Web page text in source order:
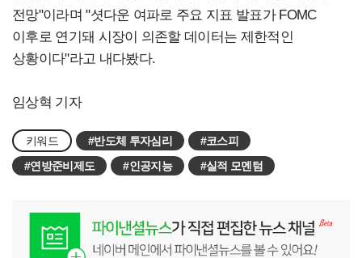
전망"이라며 "셧다운 여파로 주요 지표 발표가 FOMC
이후로 연기돼 시장이 의존할 데이터는 제한적인
상황이다"라고 내다봤다.
임상혁 기자
키워드 #반도체 투자심리
#코스피
#연방준비제도
#인공지능 #실적 모멘텀